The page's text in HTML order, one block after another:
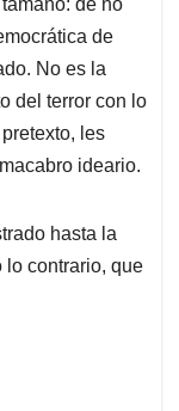
de no
de
No es la
del terror con lo
les
ideario.
hasta la
lo contrario, que